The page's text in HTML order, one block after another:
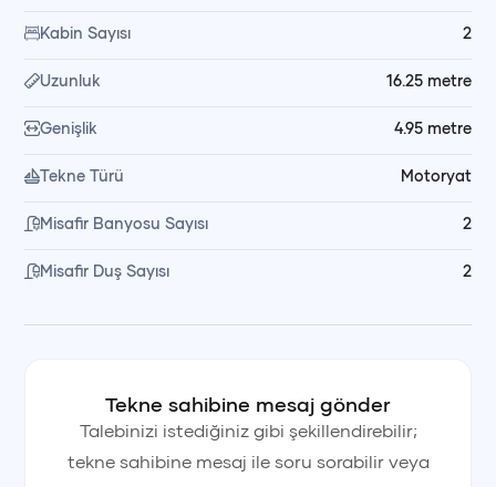
tarafından yapılır. Kumanya ve yemek malzemeleri kiralama
bedeline dahil değildir; dilerseniz alışverişi kendiniz yapabilir,
edebilirsiniz.
Fiyata kaptan, yemek ve servis personeli, yakıt ve son
Kabin Sayısı 2
Uzunluk 16.25 metre
Genişlik 4.95 metre
Tekne Türü Motoryat
Misafir Banyosu Sayısı 2
Misafir Duş Sayısı 2
Tekne sahibine mesaj gönder
Talebinizi istediğiniz gibi şekillendirebilir;
tekne sahibine mesaj ile soru sorabilir veya